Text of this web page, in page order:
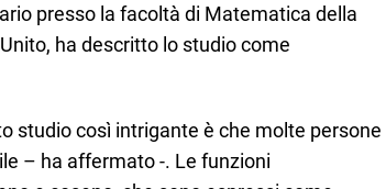
presso la facoltà di Matematica della
ha descritto lo studio come
studio così intrigante è che molte persone
– ha affermato -. Le funzioni